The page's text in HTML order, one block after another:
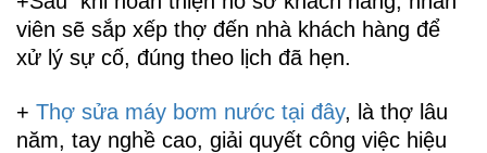
viên sẽ sắp xếp thợ đến nhà khách hàng để
xử lý sự cố, đúng theo lịch đã hẹn.
+ Thợ sửa máy bơm nước tại đây, là thợ lâu
năm, tay nghề cao, giải quyết công việc hiệu